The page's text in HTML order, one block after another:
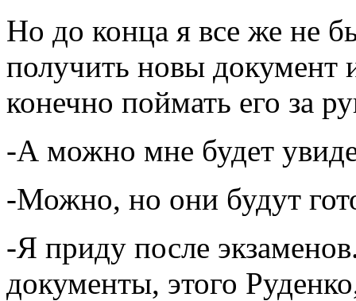
Но до конца я все же не
получить новы документ
конечно поймать его за
-А можно мне будет
-Можно, но они будут
-Я приду после
документы, этого